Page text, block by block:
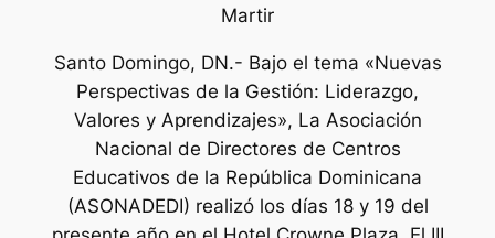
Martir
Santo Domingo, DN.- Bajo el tema «Nuevas
Perspectivas de la Gestión: Liderazgo,
Valores y Aprendizajes», La Asociación
Nacional de Directores de Centros
Educativos de la República Dominicana
(ASONADEDI) realizó los días 18 y 19 del